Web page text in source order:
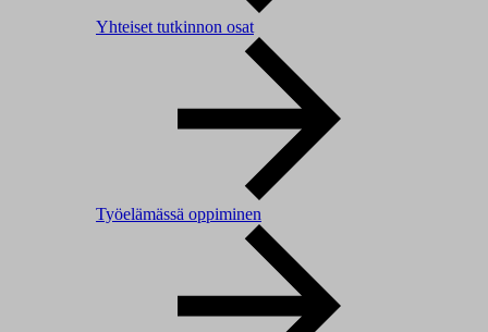
Yhteiset tutkinnon osat
Työelämässä oppiminen